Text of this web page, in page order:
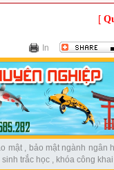
[
In
mật, bảo mật ngành ngân
sinh trắc học , khóa công khai